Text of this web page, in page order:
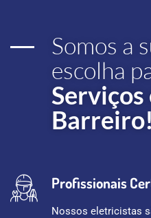
Somos a
escolha
Barreiro!
Profissionais
Nossos eletricistas